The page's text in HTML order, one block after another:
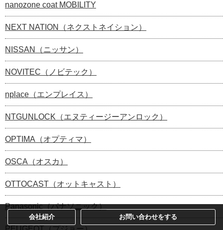
nanozone coat MOBILITY
NEXT NATION（ネクストネイション）
NISSAN（ニッサン）
NOVITEC（ノビテック）
nplace（エンプレイス）
NTGUNLOCK（エヌティージーアンロック）
OPTIMA（オプティマ）
OSCA（オスカ）
OTTOCAST（オットキャスト）
Panasonic（パナソニック）
会社紹介 お問い合わせをする